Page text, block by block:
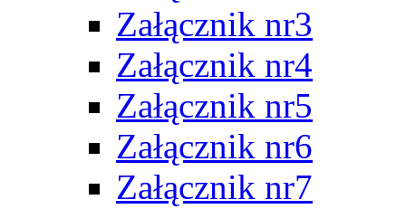
Załącznik nr3
Załącznik nr4
Załącznik nr5
Załącznik nr6
Załącznik nr7